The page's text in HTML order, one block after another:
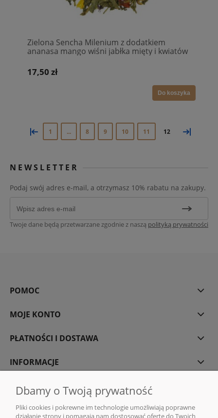
Zielona Sencha Milenium z dodatkiem
ananasa mango wiśni jabłka mięty i kwiatów
17,50 zł
Do koszyka
« 1 ... 8 9 10 11 12 »
NEWSLETTER
Podaj swój adres e-mail, a otrzymasz 10% rabatu na zakupy.
Twoje dane będą przetwarzane zgodnie z naszą polityką prywatności
POMOC
MOJE KONTO
PŁATNOŚCI I DOSTAWA
INFORMACJE
O NAS
Dbamy o Twoją prywatność
Pliki cookies i pokrewne im technologie umożliwiają poprawne
działanie strony i pomagają nam dostosować ofertę do Twoich